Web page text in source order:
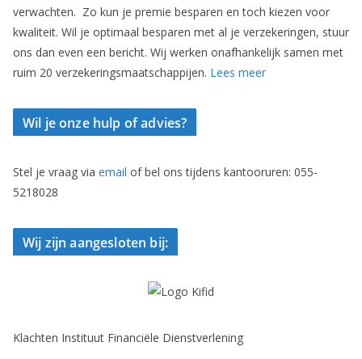
verwachten. Zo kun je premie besparen en toch kiezen voor
kwaliteit. Wil je optimaal besparen met al je verzekeringen, stuur
ons dan even een bericht. Wij werken onafhankelijk samen met
ruim 20 verzekeringsmaatschappijen. Lees meer
Wil je onze hulp of advies?
Stel je vraag via email of bel ons tijdens kantooruren: 055-
5218028
Wij zijn aangesloten bij:
Klachten Instituut Financiële Dienstverlening